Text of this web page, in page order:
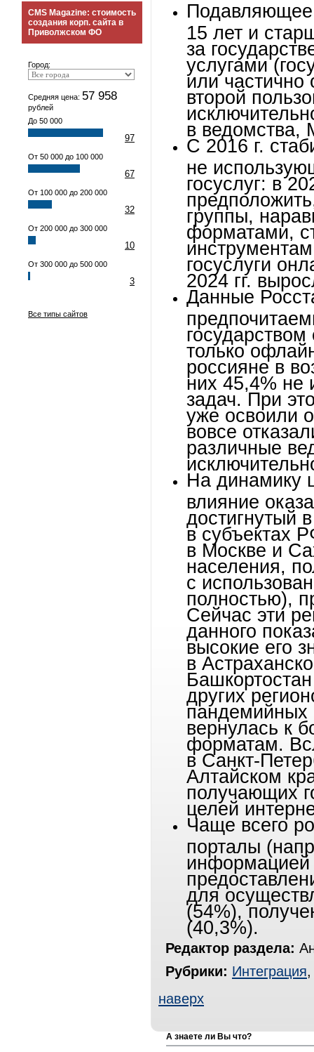
CMS Magazine: стоимость
создания корп. сайта в
Приволжском ФО
Город:
Средняя цена: 57 958
рублей
До 50 000
97
От 50 000 до 100 000
67
От 100 000 до 200 000
32
От 200 000 до 300 000
10
От 300 000 до 500 000
3
Все типы сайтов
Подавляющее
15 лет и
за
услугами
или частично
второй
в
С 2016 г.
не
госуслуг: в
группы,
форматами,
госуслуги
2024 гг.
Данные
только
россияне в
них 45,4% не
задач. При
уже освоили
вовсе
различные
На динамику
влияние
достигнутый
в субъектах
в Москве и
населения,
с
полностью),
Сейчас эти
данного
высокие его
в
других
пандемийных
вернулась к
форматам.
в Санкт-
Алтайском
получающих
целей
Чаще всего
порталы
информацией
для
(54%),
(40,3%).
Редактор раздела:
Рубрики: Интеграция
наверх
А знаете ли Вы что?